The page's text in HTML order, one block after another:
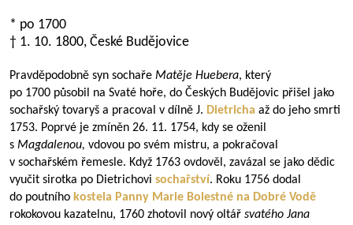
* po 1700
† 1. 10. 1800, České Budějovice
Pravděpodobně syn sochaře Matěje Huebera, který
po 1700 působil na Svaté hoře, do Českých Budějovic přišel jako
sochařský tovaryš a pracoval v dílně J. Dietricha až do jeho smrti
1753. Poprvé je zmíněn 26. 11. 1754, kdy se oženil
s Magdalenou, vdovou po svém mistru, a pokračoval
v sochařském řemesle. Když 1763 ovdověl, zavázal se jako dědic
vyučit sirotka po Dietrichovi sochařství. Roku 1756 dodal
do poutního kostela Panny Marie Bolestné na Dobré Vodě
rokokovou kazatelnu, 1760 zhotovil nový oltář svatého Jana